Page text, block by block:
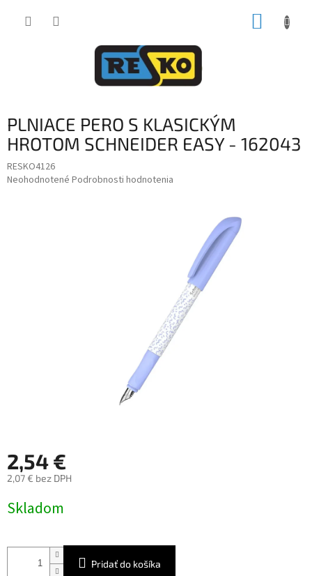
PLNIACE PERO S KLASICKÝM
HROTOM SCHNEIDER EASY - 162043
RESKO4126
Priemerné
Neohodnotené Podrobnosti hodnotenia
2,54 €
2,07 € bez DPH
cena:
Skladom
Pridať do košíka